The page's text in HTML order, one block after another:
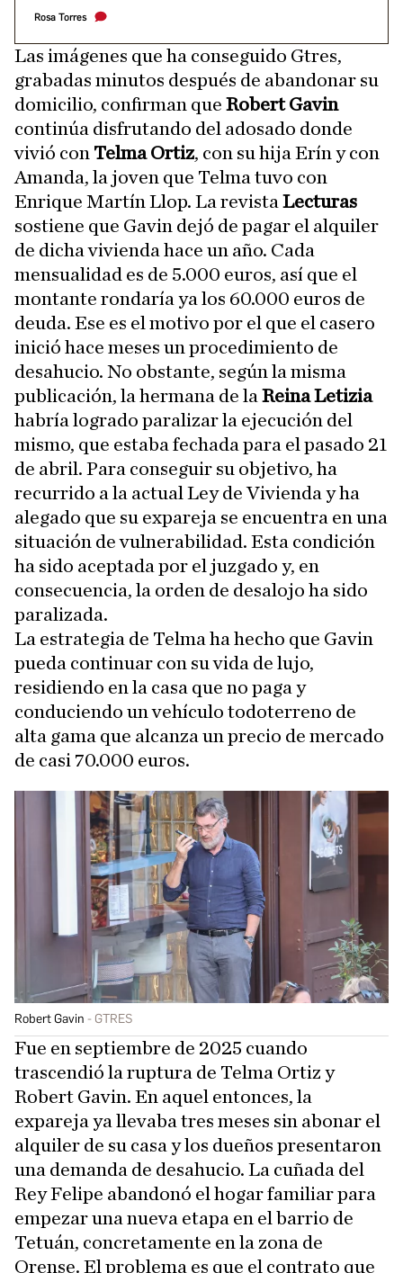
Rosa Torres
Las imágenes que ha conseguido Gtres,
grabadas minutos después de abandonar su
domicilio, confirman que Robert Gavin
continúa disfrutando del adosado donde
vivió con Telma Ortiz, con su hija Erín y con
Amanda, la joven que Telma tuvo con
Enrique Martín Llop. La revista Lecturas
sostiene que Gavin dejó de pagar el alquiler
de dicha vivienda hace un año. Cada
mensualidad es de 5.000 euros, así que el
montante rondaría ya los 60.000 euros de
deuda. Ese es el motivo por el que el casero
inició hace meses un procedimiento de
desahucio. No obstante, según la misma
publicación, la hermana de la Reina Letizia
habría logrado paralizar la ejecución del
mismo, que estaba fechada para el pasado 21
de abril. Para conseguir su objetivo, ha
recurrido a la actual Ley de Vivienda y ha
alegado que su expareja se encuentra en una
situación de vulnerabilidad. Esta condición
ha sido aceptada por el juzgado y, en
consecuencia, la orden de desalojo ha sido
paralizada.
La estrategia de Telma ha hecho que Gavin
pueda continuar con su vida de lujo,
residiendo en la casa que no paga y
conduciendo un vehículo todoterreno de
alta gama que alcanza un precio de mercado
de casi 70.000 euros.
Robert Gavin GTRES
Fue en septiembre de 2025 cuando
trascendió la ruptura de Telma Ortiz y
Robert Gavin. En aquel entonces, la
expareja ya llevaba tres meses sin abonar el
alquiler de su casa y los dueños presentaron
una demanda de desahucio. La cuñada del
Rey Felipe abandonó el hogar familiar para
empezar una nueva etapa en el barrio de
Tetuán, concretamente en la zona de
Orense. El problema es que el contrato que